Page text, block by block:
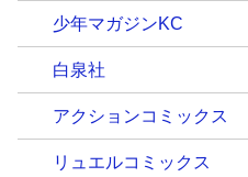
少年マガジンKC
白泉社
アクションコミックス
リュエルコミックス